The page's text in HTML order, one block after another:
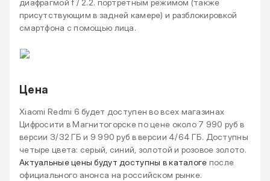
присутствующим в задней камере) и разблокировкой
смартфона с помощью лица.
Цена
Xiaomi Redmi 6 будет доступен во всех магазинах
Цифросити в Магнитогорске по цене около 7 990 руб в
версии 3/32 ГБ и 9 990 руб в версии 4/64 ГБ. Доступны
четыре цвета: серый, синий, золотой и розовое золото.
Актуальные цены будут доступны в каталоге после
официального анонса на российском рынке.